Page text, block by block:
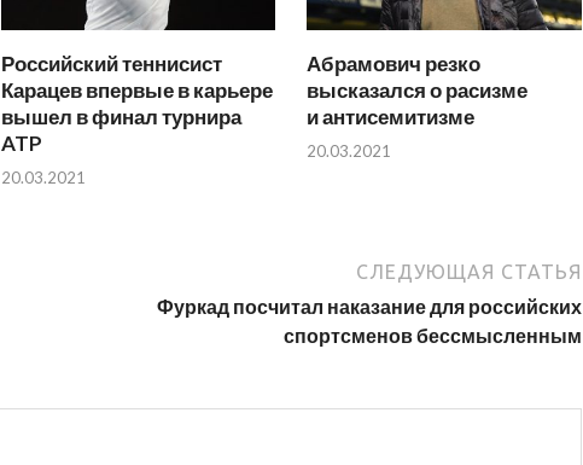
Российский теннисист
Карацев впервые в карьере
вышел в финал турнира
ATP
20.03.2021
Абрамович резко
высказался о расизме
и антисемитизме
20.03.2021
СЛЕДУЮЩАЯ СТАТЬЯ
Фуркад посчитал наказание для российских
спортсменов бессмысленным